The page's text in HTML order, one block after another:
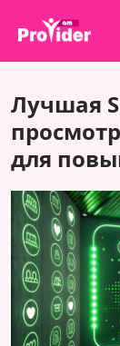
О нас
Войти
Регистрация
Услуги
API
Условия
Блог
Лучшая
для